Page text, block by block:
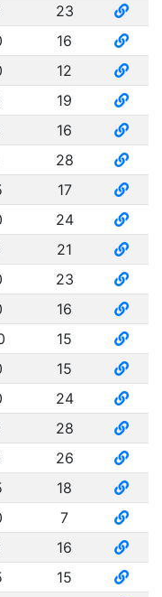
23
16
12
19
16
28
17
24
21
23
16
15
15
24
28
26
18
7
16
15